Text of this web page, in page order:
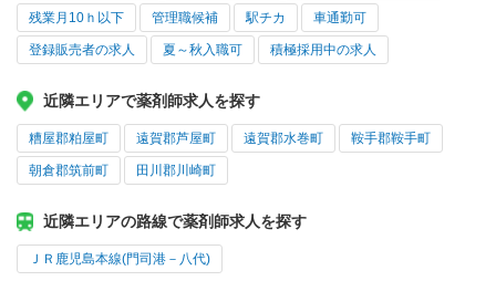
残業月10ｈ以下 管理職候補 駅チカ 車通勤可
登録販売者の求人 夏～秋入職可 積極採用中の求人
近隣エリアで薬剤師求人を探す
糟屋郡粕屋町 遠賀郡芦屋町 遠賀郡水巻町 鞍手郡鞍手町
朝倉郡筑前町 田川郡川崎町
近隣エリアの路線で薬剤師求人を探す
ＪＲ鹿児島本線(門司港－八代)